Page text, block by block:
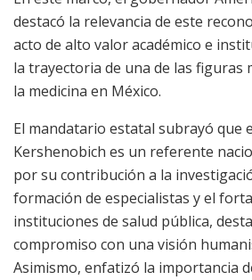
destacó la relevancia de este
acto de alto valor académico e
la trayectoria de una de las figuras
la medicina en México.
El mandatario estatal subrayó que
Kershenobich es un referente
por su contribución a la
formación de especialistas y el
instituciones de salud pública,
compromiso con una visión
Asimismo, enfatizó la importancia